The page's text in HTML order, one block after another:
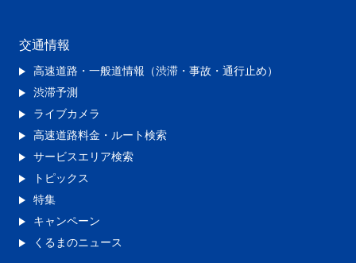
交通情報
高速道路・一般道情報（渋滞・事故・通行止め）
渋滞予測
ライブカメラ
高速道路料金・ルート検索
サービスエリア検索
トピックス
特集
キャンペーン
くるまのニュース